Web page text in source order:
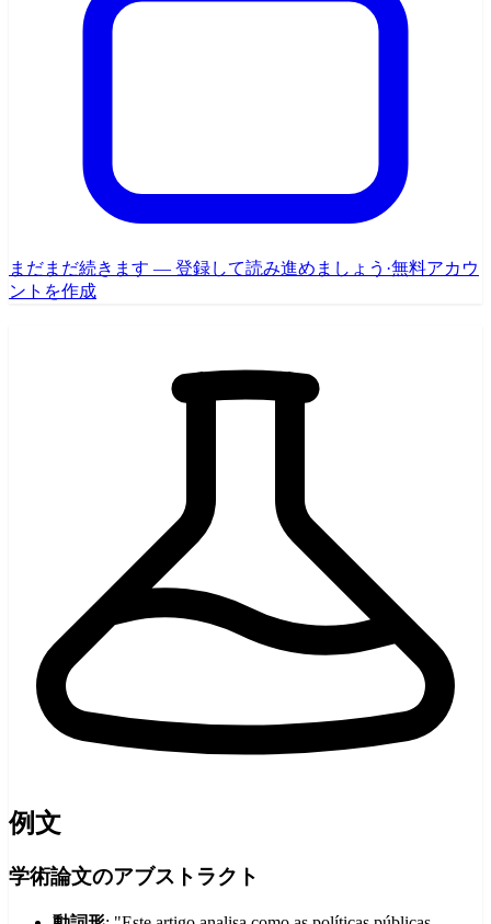
まだまだ続きます — 登録して読み進めましょう ·無料アカウ
ントを作成
例文
学術論文のアブストラクト